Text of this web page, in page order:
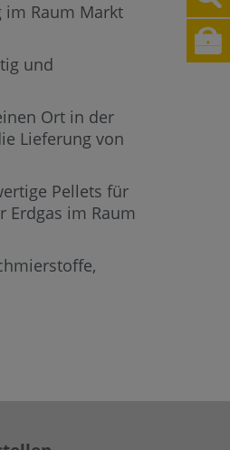
im Raum Markt
und
Ort in der
Lieferung von
Pellets für
Erdgas im Raum